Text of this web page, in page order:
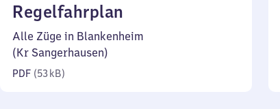
Regelfahrplan
53
Alle Züge in Blankenheim
(Kr Sangerhausen)
PDF (53 kB)